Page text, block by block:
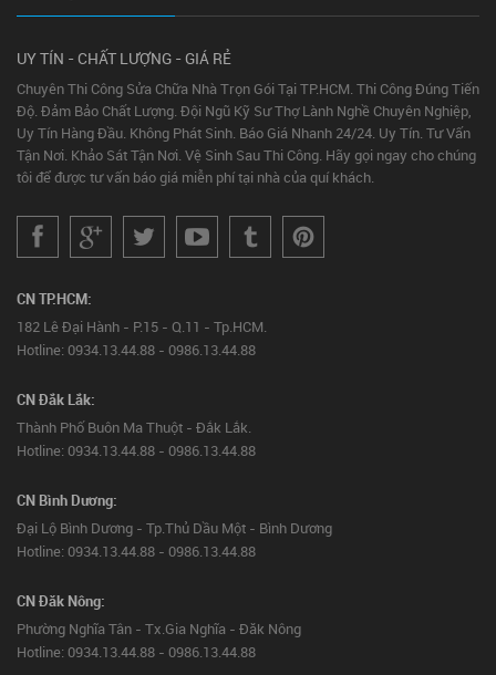
UY TÍN - CHẤT LƯỢNG - GIÁ RẺ
Chuyên Thi Công Sửa Chữa Nhà Trọn Gói Tại TP.HCM. Thi Công Đúng Tiến
Độ. Đảm Bảo Chất Lượng. Đội Ngũ Kỹ Sư Thợ Lành Nghề Chuyên Nghiệp,
Uy Tín Hàng Đầu. Không Phát Sinh. Báo Giá Nhanh 24/24. Uy Tín. Tư Vấn
Tận Nơi. Khảo Sát Tận Nơi. Vệ Sinh Sau Thi Công. Hãy gọi ngay cho chúng
tôi để được tư vấn báo giá miễn phí tại nhà của quí khách.
CN TP.HCM:
182 Lê Đại Hành - P.15 - Q.11 - Tp.HCM.
Hotline: 0934.13.44.88 - 0986.13.44.88
CN Đắk Lắk:
Thành Phố Buôn Ma Thuột - Đắk Lắk.
Hotline: 0934.13.44.88 - 0986.13.44.88
CN Bình Dương:
Đại Lộ Bình Dương - Tp.Thủ Dầu Một - Bình Dương
Hotline: 0934.13.44.88 - 0986.13.44.88
CN Đăk Nông:
Phường Nghĩa Tân - Tx.Gia Nghĩa - Đăk Nông
Hotline: 0934.13.44.88 - 0986.13.44.88